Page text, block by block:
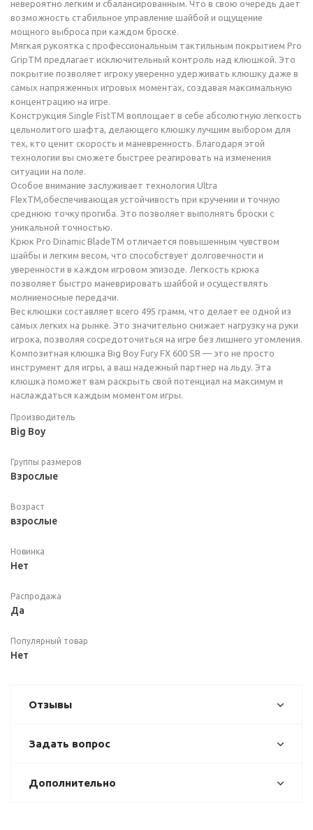
невероятно легким и сбалансированным. Что в свою очередь дает
возможность стабильное управление шайбой и ощущение
мощного выброса при каждом броске.
Мягкая рукоятка с профессиональным тактильным покрытием Pro
GripTM предлагает исключительный контроль над клюшкой. Это
покрытие позволяет игроку уверенно удерживать клюшку даже в
самых напряженных игровых моментах, создавая максимальную
концентрацию на игре.
Конструкция Single FistTM воплощает в себе абсолютную легкость
цельнолитого шафта, делающего клюшку лучшим выбором для
тех, кто ценит скорость и маневренность. Благодаря этой
технологии вы сможете быстрее реагировать на изменения
ситуации на поле.
Особое внимание заслуживает технология Ultra
FlexTM,обеспечивающая устойчивость при кручении и точную
среднюю точку прогиба. Это позволяет выполнять броски с
уникальной точностью.
Крюк Pro Dinamic BladeTM отличается повышенным чувством
шайбы и легким весом, что способствует долговечности и
уверенности в каждом игровом эпизоде. Легкость крюка
позволяет быстро маневрировать шайбой и осуществлять
молниеносные передачи.
Вес клюшки составляет всего 495 грамм, что делает ее одной из
самых легких на рынке. Это значительно снижает нагрузку на руки
игрока, позволяя сосредоточиться на игре без лишнего утомления.
Композитная клюшка Big Boy Fury FX 600 SR — это не просто
инструмент для игры, а ваш надежный партнер на льду. Эта
клюшка поможет вам раскрыть свой потенциал на максимум и
наслаждаться каждым моментом игры.
Производитель
Big Boy
Группы размеров
Взрослые
Возраст
взрослые
Новинка
Нет
Распродажа
Да
Популярный товар
Нет
Отзывы
Задать вопрос
Дополнительно